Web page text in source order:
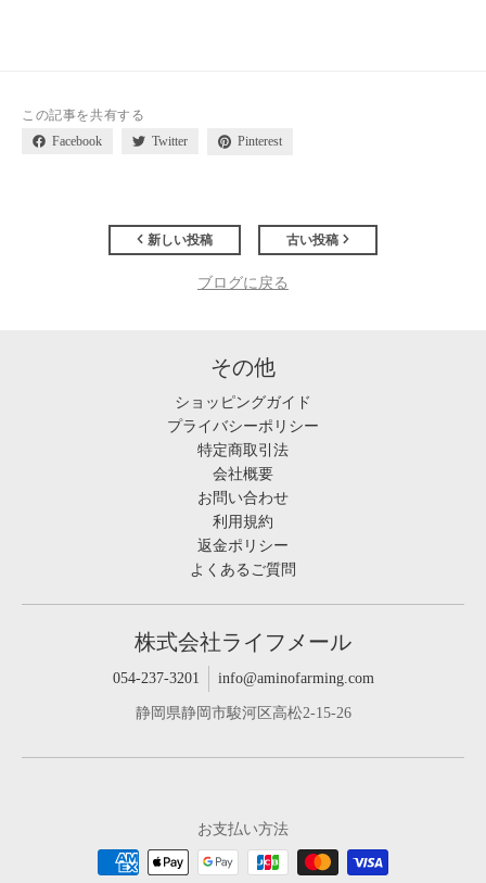
この記事を共有する
Facebook
Twitter Pinterest
新しい投稿 古い投稿
ブログに戻る
その他
ショッピングガイド
プライバシーポリシー
特定商取引法
会社概要
お問い合わせ
利用規約
返金ポリシー
よくあるご質問
株式会社ライフメール
054-237-3201 info@aminofarming.com
静岡県静岡市駿河区高松2-15-26
お支払い方法